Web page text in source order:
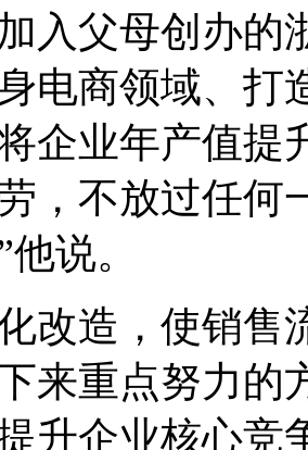
入父母创办的
电商领域、打
企业年产值提
，不放过任何
说。
改造，使销售
来重点努力的
升企业核心竞